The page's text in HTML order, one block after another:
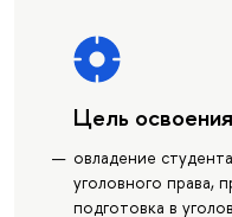
Цель
овладение
уголовного права,
подготовка в